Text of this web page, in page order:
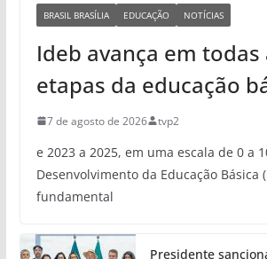
BRASIL BRASÍLIA EDUCAÇÃO NOTÍCIAS
Ideb avança em todas
etapas da educação
7 de agosto de 2026 tvp2
e 2023 a 2025, em uma escala de 0 a
Desenvolvimento da Educação Básica
fundamental
Presidente